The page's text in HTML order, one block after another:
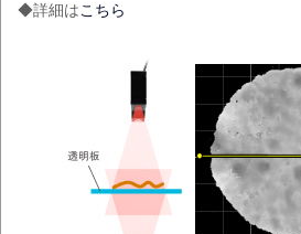
◆詳細はこちら